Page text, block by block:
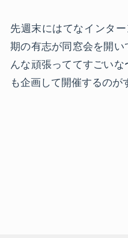
先週末にはてなインタ
期の有志が同窓会を開
んな頑張っててすごい
も企画して開催するのが